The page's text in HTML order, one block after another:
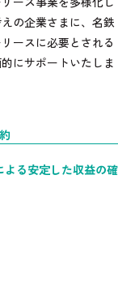
の企業さまに、名鉄
ースに必要とされる
にサポートいたしま
る安定した収益の確